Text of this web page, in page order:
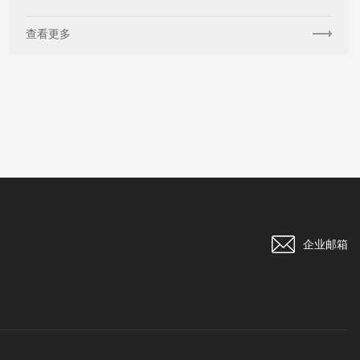
查看更多
企业邮箱